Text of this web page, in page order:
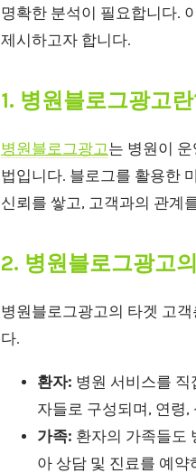
명확한 분석이 필요합니다.
제시하고자 합니다.
1. 병원블로그광고
병원블로그광고는 병원이
법입니다. 블로그를 활용한
신뢰를 쌓고, 고객과의 관계
2. 병원블로그광고
병원블로그광고의 타겟 고
다.
환자: 병원 서비스를
자들로 구성되며, 연령,
가족: 환자의 가족들도
아 상담 및 진료를 예